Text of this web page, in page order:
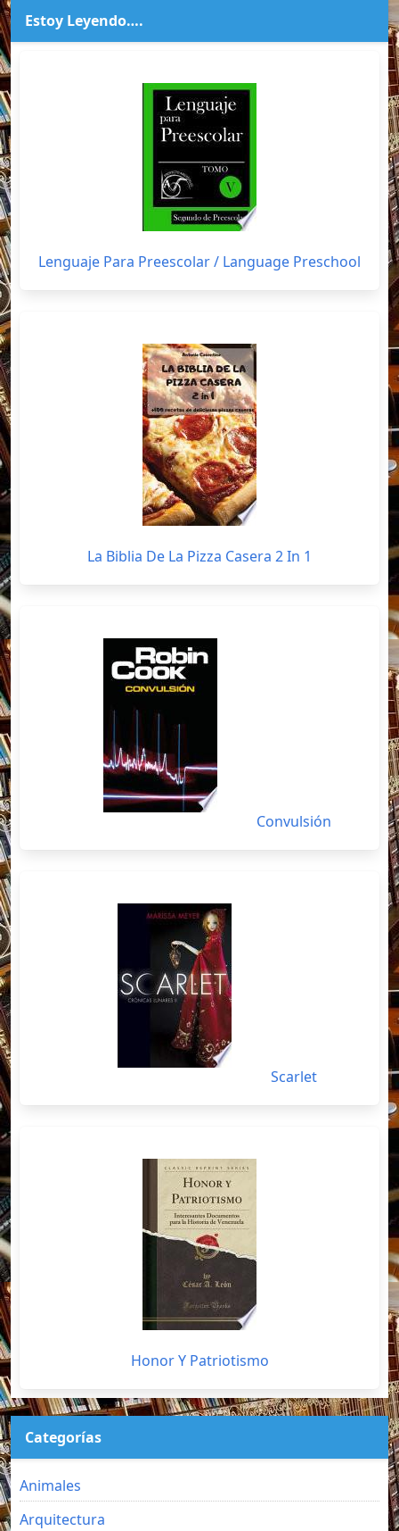
Estoy Leyendo….
Lenguaje Para Preescolar / Language Preschool
La Biblia De La Pizza Casera 2 In 1
Convulsión
Scarlet
Honor Y Patriotismo
Categorías
Animales
Arquitectura